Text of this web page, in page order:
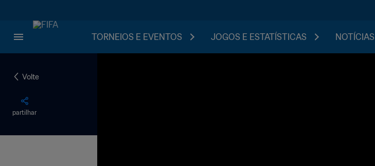
TORNEIOS E EVENTOS JOGOS E ESTATÍSTICAS NOTÍCIAS
Volte
partilhar